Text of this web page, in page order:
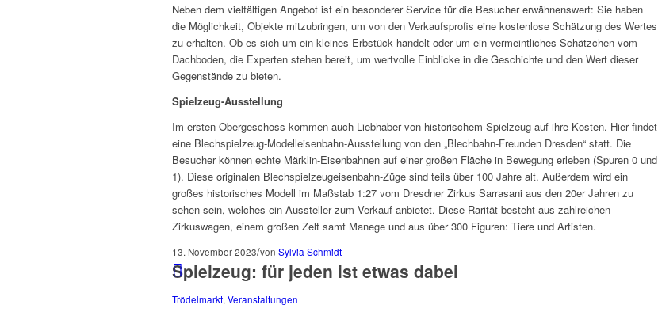
Neben dem vielfältigen Angebot ist ein besonderer Service für die Besucher erwähnenswert: Sie haben
die Möglichkeit, Objekte mitzubringen, um von den Verkaufsprofis eine kostenlose Schätzung des Wertes
zu erhalten. Ob es sich um ein kleines Erbstück handelt oder um ein vermeintliches Schätzchen vom
Dachboden, die Experten stehen bereit, um wertvolle Einblicke in die Geschichte und den Wert dieser
Gegenstände zu bieten.
Spielzeug-Ausstellung
Im ersten Obergeschoss kommen auch Liebhaber von historischem Spielzeug auf ihre Kosten. Hier findet
eine Blechspielzeug-Modelleisenbahn-Ausstellung von den „Blechbahn-Freunden Dresden“ statt. Die
Besucher können echte Märklin-Eisenbahnen auf einer großen Fläche in Bewegung erleben (Spuren 0 und
1). Diese originalen Blechspielzeugeisenbahn-Züge sind teils über 100 Jahre alt. Außerdem wird ein
großes historisches Modell im Maßstab 1:27 vom Dresdner Zirkus Sarrasani aus den 20er Jahren zu
sehen sein, welches ein Aussteller zum Verkauf anbietet. Diese Rarität besteht aus zahlreichen
Zirkuswagen, einem großen Zelt samt Manege und aus über 300 Figuren: Tiere und Artisten.
13. November 2023/von Sylvia Schmidt
Spielzeug: für jeden ist etwas dabei
Trödelmarkt, Veranstaltungen